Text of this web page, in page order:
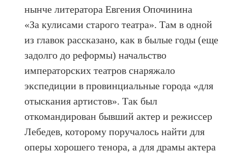
нынче литератора Евгения Опочинина
«За кулисами старого театра». Там в одной
из главок рассказано, как в былые годы (еще
задолго до реформы) начальство
императорских театров снаряжало
экспедиции в провинциальные города «для
отыскания артистов». Так был
откомандирован бывший актер и режиссер
Лебедев, которому поручалось найти для
оперы хорошего тенора, а для драмы актера